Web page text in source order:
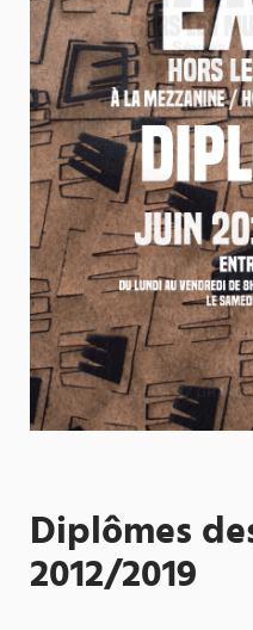
Diplômes
2012/2019